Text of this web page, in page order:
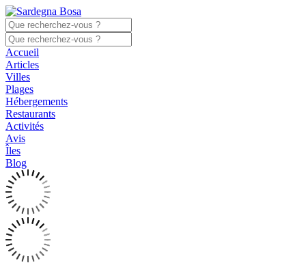
Accueil
Articles
Villes
Plages
Hébergements
Restaurants
Activités
Avis
Îles
Blog